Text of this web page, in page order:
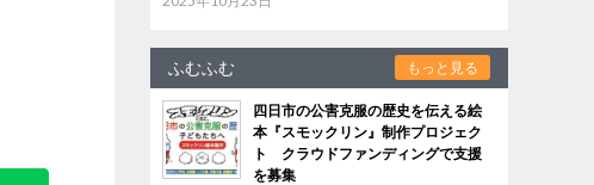
ふむふむ もっと見る
四日市の公害克服の歴史を伝える絵
本『スモックリン』制作プロジェク
ト クラウドファンディングで支援
を募集